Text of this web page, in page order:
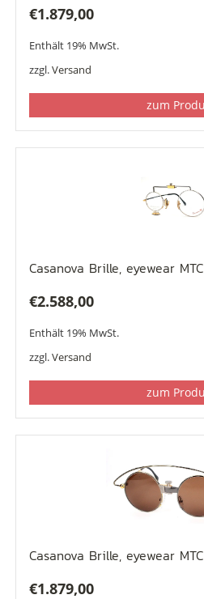
€1.879,00
Enthält 19% MwSt.
zzgl.Versand
zum
Casanova Brille, eyewear
€2.588,00
Enthält 19% MwSt.
zzgl.Versand
zum
Casanova Brille, eyewear
€1.879,00